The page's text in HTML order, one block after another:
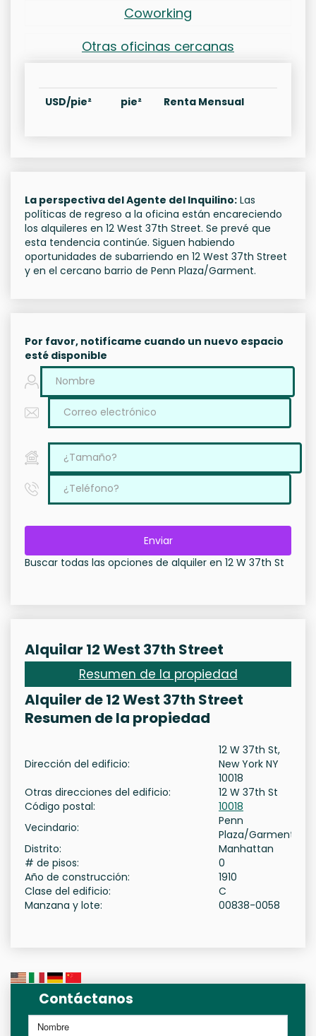
Coworking
Otras oficinas cercanas
USD/pie² pie² Renta Mensual
La perspectiva del Agente del Inquilino: Las
políticas de regreso a la oficina están encareciendo
los alquileres en 12 West 37th Street. Se prevé que
esta tendencia continúe. Siguen habiendo
oportunidades de subarriendo en 12 West 37th Street
y en el cercano barrio de Penn Plaza/Garment.
Por favor, notifícame cuando un nuevo espacio
esté disponible
Enviar
Buscar todas las opciones de alquiler en 12 W 37th St
Alquilar 12 West 37th Street
Resumen de la propiedad
Alquiler de 12 West 37th Street
Resumen de la propiedad
Dirección del edificio:
12 W 37th St,
New York NY
10018
Otras direcciones del edificio:
12 W 37th St
Código postal:
10018
Vecindario:
Penn
Plaza/Garment
Distrito:
Manhattan
# de pisos:
0
Año de construcción:
1910
Clase del edificio:
C
Manzana y lote:
00838-0058
Contáctanos